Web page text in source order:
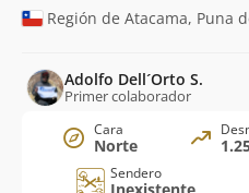
Región de Atacama, Puna
Adolfo Dell´Orto S.
Primer colaborador
Cara
Norte
Sendero